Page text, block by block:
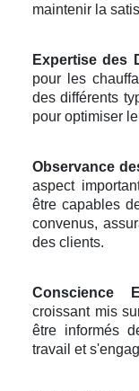
maintenir la
Expertise des
pour les
des différents
pour optimiser
Observance
aspect
être capables
convenus,
des clients.
Conscience
croissant mis
être informés
travail et